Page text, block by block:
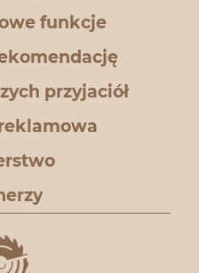
funkcje
przyjaciół